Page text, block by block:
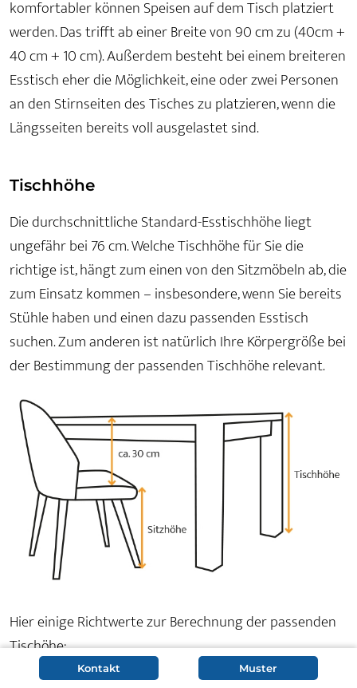
komfortabler können Speisen auf dem Tisch platziert
werden. Das trifft ab einer Breite von 90 cm zu (40cm +
40 cm + 10 cm). Außerdem besteht bei einem breiteren
Esstisch eher die Möglichkeit, eine oder zwei Personen
an den Stirnseiten des Tisches zu platzieren, wenn die
Längsseiten bereits voll ausgelastet sind.
Tischhöhe
Die durchschnittliche Standard-Esstischhöhe liegt
ungefähr bei 76 cm. Welche Tischhöhe für Sie die
richtige ist, hängt zum einen von den Sitzmöbeln ab, die
zum Einsatz kommen – insbesondere, wenn Sie bereits
Stühle haben und einen dazu passenden Esstisch
suchen. Zum anderen ist natürlich Ihre Körpergröße bei
der Bestimmung der passenden Tischhöhe relevant.
Hier einige Richtwerte zur Berechnung der passenden
Tischöhe:
Kontakt Muster